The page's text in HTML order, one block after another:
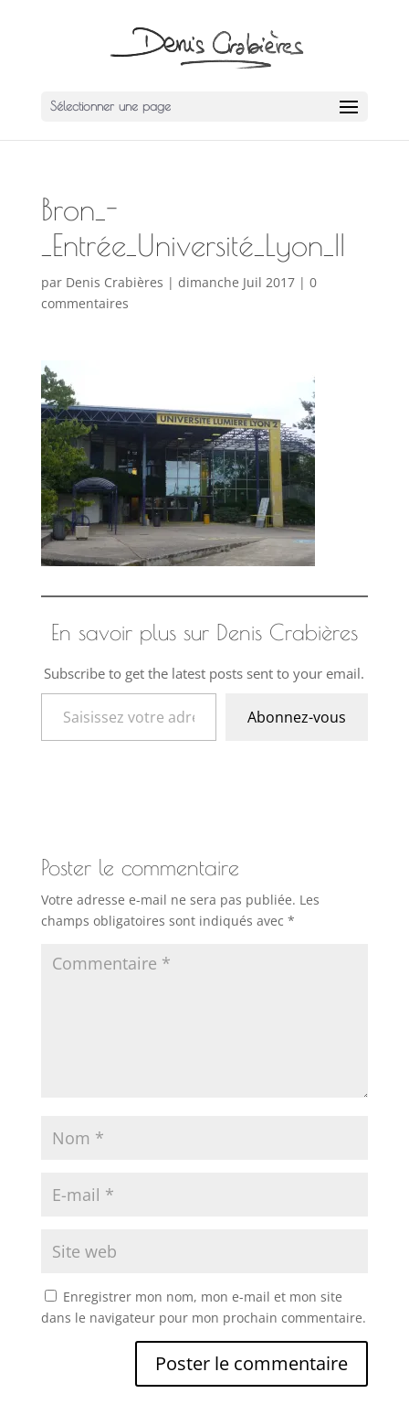
Sélectionner une page
Bron_-
_Entrée_Université_Lyon_II
par Denis Crabières | dimanche Juil 2017| 0
commentaires
En savoir plus sur Denis Crabières
Subscribe to get the latest posts sent to your email.
Saisissez votre adresse e-mail…
Abonnez-vous
Poster le commentaire
Votre adresse e-mail ne sera pas publiée. Les
champs obligatoires sont indiqués avec *
Enregistrer mon nom, mon e-mail et mon site
dans le navigateur pour mon prochain commentaire.